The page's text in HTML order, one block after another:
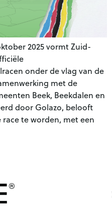
2025 vormt Zuid-
onder de vlag van de
met de
Beek, Beekdalen en
door Golazo, belooft
te worden, met een